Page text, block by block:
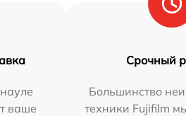
ваше
Срочный
Большинство
техники Fujifilm